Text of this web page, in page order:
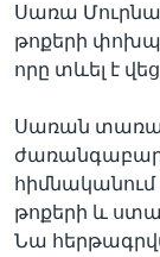
Սառա
թոքերի
որը տևել է
Սառան
ժառանգաբար
հիմնականում
թոքերի և
Նա